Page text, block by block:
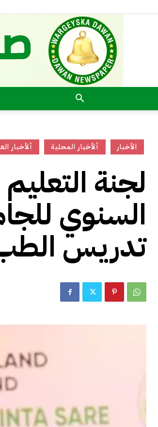
ألأخبار ألأخبار المحلية الأخبار
لجنة
السنوي
تدريس